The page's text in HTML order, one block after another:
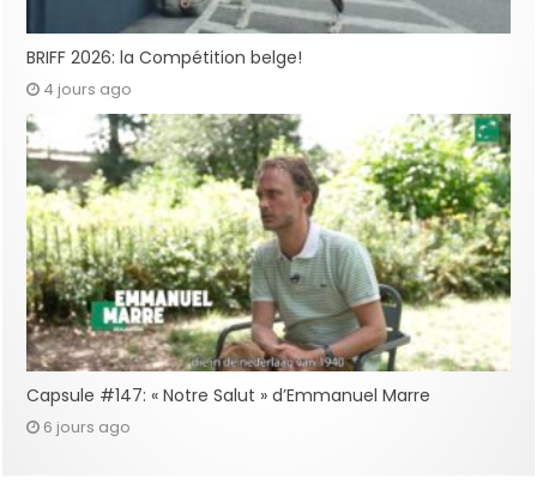
BRIFF 2026: la Compétition belge!
4 jours ago
Capsule #147: « Notre Salut » d’Emmanuel Marre
6 jours ago